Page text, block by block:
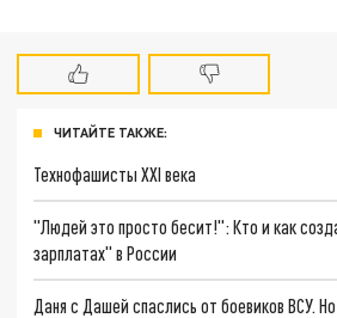
ЧИТАЙТЕ ТАКЖЕ:
Технофашисты XXI века
"Людей это просто бесит!": Кто и как
зарплатах" в России
Даня с Дашей спаслись от боевиков ВСУ.